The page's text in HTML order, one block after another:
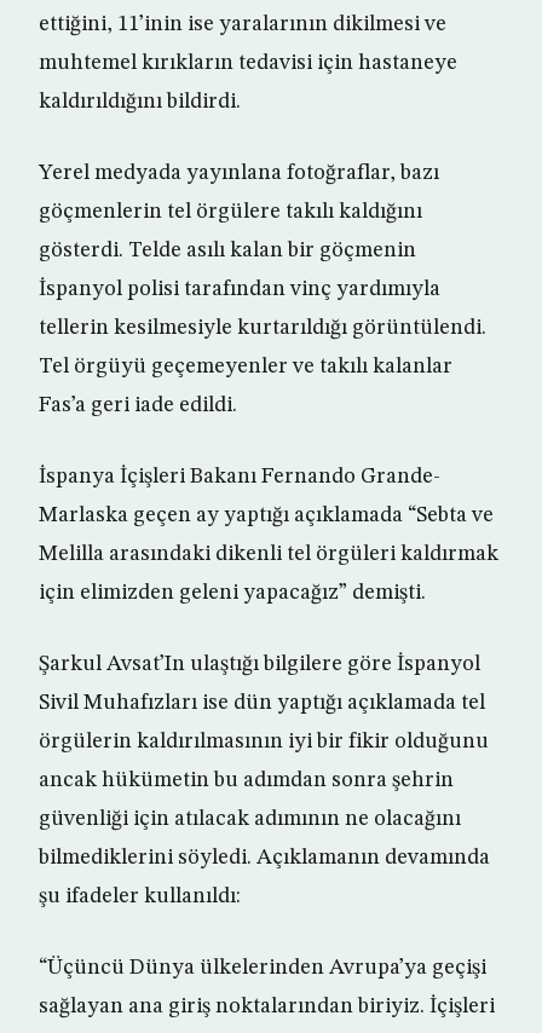
ettiğini, 11’inin ise yaralarının dikilmesi ve
muhtemel kırıkların tedavisi için hastaneye
kaldırıldığını bildirdi.
Yerel medyada yayınlana fotoğraflar, bazı
göçmenlerin tel örgülere takılı kaldığını
gösterdi. Telde asılı kalan bir göçmenin
İspanyol polisi tarafından vinç yardımıyla
tellerin kesilmesiyle kurtarıldığı görüntülendi.
Tel örgüyü geçemeyenler ve takılı kalanlar
Fas’a geri iade edildi.
İspanya İçişleri Bakanı Fernando Grande-
Marlaska geçen ay yaptığı açıklamada “Sebta ve
Melilla arasındaki dikenli tel örgüleri kaldırmak
için elimizden geleni yapacağız” demişti.
Şarkul Avsat’In ulaştığı bilgilere göre İspanyol
Sivil Muhafızları ise dün yaptığı açıklamada tel
örgülerin kaldırılmasının iyi bir fikir olduğunu
ancak hükümetin bu adımdan sonra şehrin
güvenliği için atılacak adımının ne olacağını
bilmediklerini söyledi. Açıklamanın devamında
şu ifadeler kullanıldı:
“Üçüncü Dünya ülkelerinden Avrupa’ya geçişi
sağlayan ana giriş noktalarından biriyiz. İçişleri